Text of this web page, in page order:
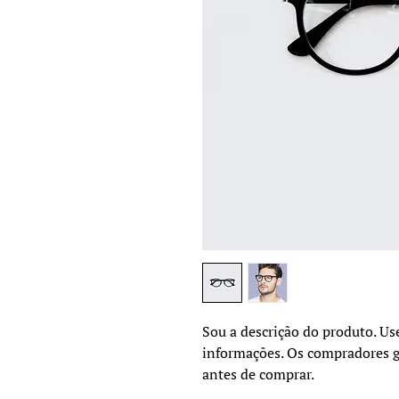
Sou a descrição do produto.
informações. Os compradores
antes de comprar.